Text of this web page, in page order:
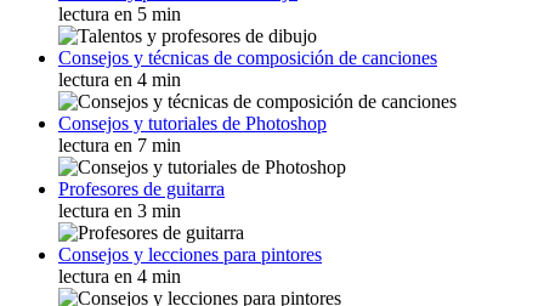
lectura en 5 min
Consejos y técnicas de composición de canciones
lectura en 4 min
Consejos y tutoriales de Photoshop
lectura en 7 min
Profesores de guitarra
lectura en 3 min
Consejos y lecciones para pintores
lectura en 4 min